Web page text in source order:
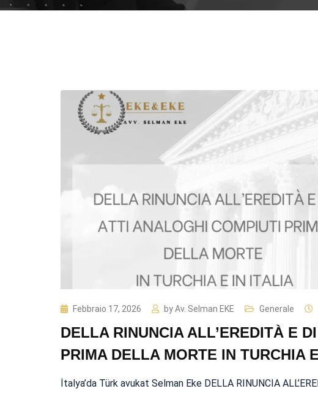
Febbraio 17, 2026 byAv. Selman EKE Generale
DELLA RINUNCIA ALL’EREDITÀ E
PRIMA DELLA MORTE IN TURCHIA
İtalya’da Türk avukat Selman Eke DELLA RINUNCIA